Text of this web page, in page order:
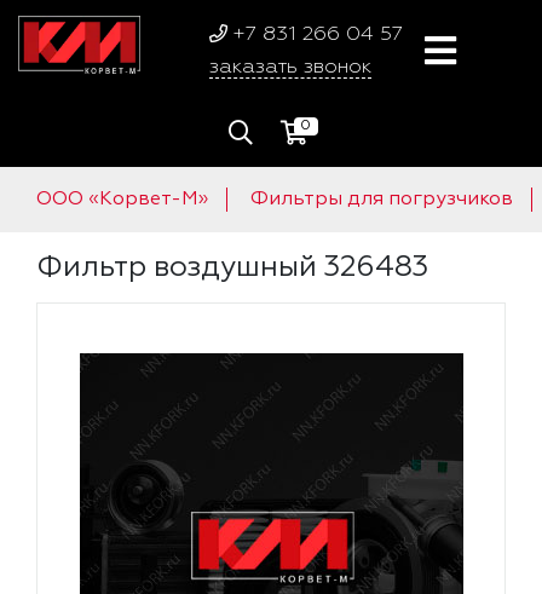
+7 831 266 04 57
заказать звонок
0
ООО «Корвет-М» Фильтры для погрузчиков
Фильтр воздушный 326483